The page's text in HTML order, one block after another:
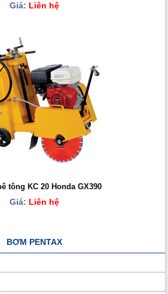
Giá: Liên hệ
tông KC 20 Honda GX390
Giá: Liên hệ
BƠM PENTAX